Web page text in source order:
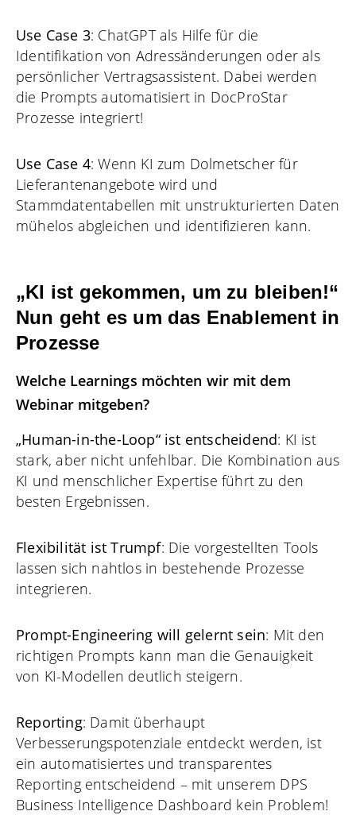
Use Case 3: ChatGPT als Hilfe für die
Identifikation von Adressänderungen oder als
persönlicher Vertragsassistent. Dabei werden
die Prompts automatisiert in DocProStar
Prozesse integriert!
Use Case 4: Wenn KI zum Dolmetscher für
Lieferantenangebote wird und
Stammdatentabellen mit unstrukturierten Daten
mühelos abgleichen und identifizieren kann.
„KI ist gekommen, um zu bleiben!“
Nun geht es um das Enablement in
Prozesse
Welche Learnings möchten wir mit dem
Webinar mitgeben?
„Human-in-the-Loop“ ist entscheidend: KI ist
stark, aber nicht unfehlbar. Die Kombination aus
KI und menschlicher Expertise führt zu den
besten Ergebnissen.
Flexibilität ist Trumpf: Die vorgestellten Tools
lassen sich nahtlos in bestehende Prozesse
integrieren.
Prompt-Engineering will gelernt sein: Mit den
richtigen Prompts kann man die Genauigkeit
von KI-Modellen deutlich steigern.
Reporting: Damit überhaupt
Verbesserungspotenziale entdeckt werden, ist
ein automatisiertes und transparentes
Reporting entscheidend – mit unserem DPS
Business Intelligence Dashboard kein Problem!